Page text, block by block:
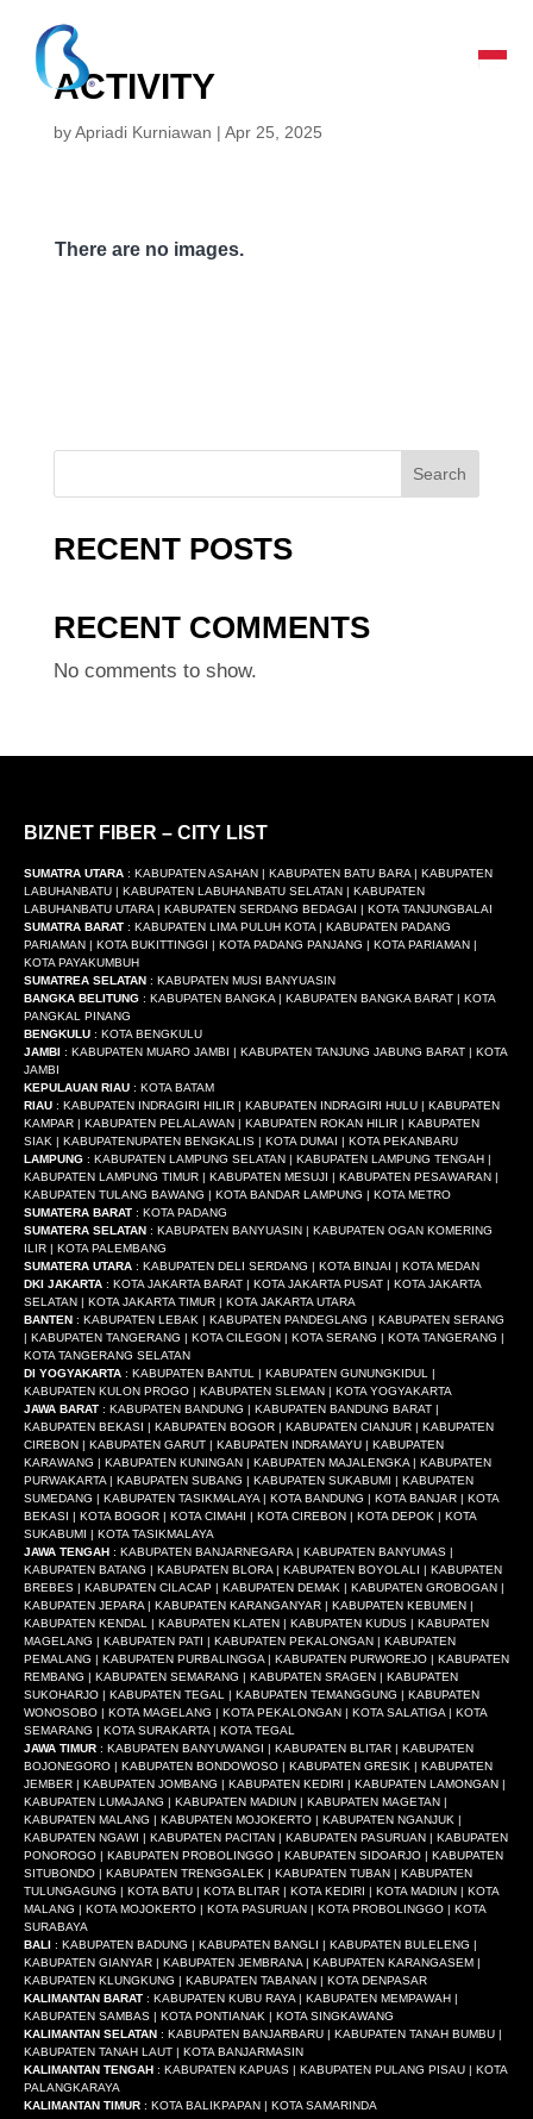
ACTIVITY
byApriadi Kurniawan | Apr 25, 2025
There are no images.
Search
RECENT POSTS
RECENT COMMENTS
No comments to show.
BIZNET FIBER – CITY LIST
SUMATRA UTARA : KABUPATEN ASAHAN | KABUPATEN BATU BARA | KABUPATEN
LABUHANBATU | KABUPATEN LABUHANBATU SELATAN | KABUPATEN
LABUHANBATU UTARA | KABUPATEN SERDANG BEDAGAI | KOTA TANJUNGBALAI
SUMATRA BARAT : KABUPATEN LIMA PULUH KOTA | KABUPATEN PADANG
PARIAMAN | KOTA BUKITTINGGI | KOTA PADANG PANJANG | KOTA PARIAMAN |
KOTA PAYAKUMBUH
SUMATREA SELATAN : KABUPATEN MUSI BANYUASIN
BANGKA BELITUNG : KABUPATEN BANGKA | KABUPATEN BANGKA BARAT | KOTA
PANGKAL PINANG
BENGKULU : KOTA BENGKULU
JAMBI : KABUPATEN MUARO JAMBI | KABUPATEN TANJUNG JABUNG BARAT | KOTA
JAMBI
KEPULAUAN RIAU : KOTA BATAM
RIAU : KABUPATEN INDRAGIRI HILIR | KABUPATEN INDRAGIRI HULU | KABUPATEN
KAMPAR | KABUPATEN PELALAWAN | KABUPATEN ROKAN HILIR | KABUPATEN
SIAK | KABUPATENUPATEN BENGKALIS | KOTA DUMAI | KOTA PEKANBARU
LAMPUNG : KABUPATEN LAMPUNG SELATAN | KABUPATEN LAMPUNG TENGAH |
KABUPATEN LAMPUNG TIMUR | KABUPATEN MESUJI | KABUPATEN PESAWARAN |
KABUPATEN TULANG BAWANG | KOTA BANDAR LAMPUNG | KOTA METRO
SUMATERA BARAT : KOTA PADANG
SUMATERA SELATAN : KABUPATEN BANYUASIN | KABUPATEN OGAN KOMERING
ILIR | KOTA PALEMBANG
SUMATERA UTARA : KABUPATEN DELI SERDANG | KOTA BINJAI | KOTA MEDAN
DKI JAKARTA : KOTA JAKARTA BARAT | KOTA JAKARTA PUSAT | KOTA JAKARTA
SELATAN | KOTA JAKARTA TIMUR | KOTA JAKARTA UTARA
BANTEN : KABUPATEN LEBAK | KABUPATEN PANDEGLANG | KABUPATEN SERANG
| KABUPATEN TANGERANG | KOTA CILEGON | KOTA SERANG | KOTA TANGERANG |
KOTA TANGERANG SELATAN
DI YOGYAKARTA : KABUPATEN BANTUL | KABUPATEN GUNUNGKIDUL |
KABUPATEN KULON PROGO | KABUPATEN SLEMAN | KOTA YOGYAKARTA
JAWA BARAT : KABUPATEN BANDUNG | KABUPATEN BANDUNG BARAT |
KABUPATEN BEKASI | KABUPATEN BOGOR | KABUPATEN CIANJUR | KABUPATEN
CIREBON | KABUPATEN GARUT | KABUPATEN INDRAMAYU | KABUPATEN
KARAWANG | KABUPATEN KUNINGAN | KABUPATEN MAJALENGKA | KABUPATEN
PURWAKARTA | KABUPATEN SUBANG | KABUPATEN SUKABUMI | KABUPATEN
SUMEDANG | KABUPATEN TASIKMALAYA | KOTA BANDUNG | KOTA BANJAR | KOTA
BEKASI | KOTA BOGOR | KOTA CIMAHI | KOTA CIREBON | KOTA DEPOK | KOTA
SUKABUMI | KOTA TASIKMALAYA
JAWA TENGAH : KABUPATEN BANJARNEGARA | KABUPATEN BANYUMAS |
KABUPATEN BATANG | KABUPATEN BLORA | KABUPATEN BOYOLALI | KABUPATEN
BREBES | KABUPATEN CILACAP | KABUPATEN DEMAK | KABUPATEN GROBOGAN |
KABUPATEN JEPARA | KABUPATEN KARANGANYAR | KABUPATEN KEBUMEN |
KABUPATEN KENDAL | KABUPATEN KLATEN | KABUPATEN KUDUS | KABUPATEN
MAGELANG | KABUPATEN PATI | KABUPATEN PEKALONGAN | KABUPATEN
PEMALANG | KABUPATEN PURBALINGGA | KABUPATEN PURWOREJO | KABUPATEN
REMBANG | KABUPATEN SEMARANG | KABUPATEN SRAGEN | KABUPATEN
SUKOHARJO | KABUPATEN TEGAL | KABUPATEN TEMANGGUNG | KABUPATEN
WONOSOBO | KOTA MAGELANG | KOTA PEKALONGAN | KOTA SALATIGA | KOTA
SEMARANG | KOTA SURAKARTA | KOTA TEGAL
JAWA TIMUR : KABUPATEN BANYUWANGI | KABUPATEN BLITAR | KABUPATEN
BOJONEGORO | KABUPATEN BONDOWOSO | KABUPATEN GRESIK | KABUPATEN
JEMBER | KABUPATEN JOMBANG | KABUPATEN KEDIRI | KABUPATEN LAMONGAN |
KABUPATEN LUMAJANG | KABUPATEN MADIUN | KABUPATEN MAGETAN |
KABUPATEN MALANG | KABUPATEN MOJOKERTO | KABUPATEN NGANJUK |
KABUPATEN NGAWI | KABUPATEN PACITAN | KABUPATEN PASURUAN | KABUPATEN
PONOROGO | KABUPATEN PROBOLINGGO | KABUPATEN SIDOARJO | KABUPATEN
SITUBONDO | KABUPATEN TRENGGALEK | KABUPATEN TUBAN | KABUPATEN
TULUNGAGUNG | KOTA BATU | KOTA BLITAR | KOTA KEDIRI | KOTA MADIUN | KOTA
MALANG | KOTA MOJOKERTO | KOTA PASURUAN | KOTA PROBOLINGGO | KOTA
SURABAYA
BALI : KABUPATEN BADUNG | KABUPATEN BANGLI | KABUPATEN BULELENG |
KABUPATEN GIANYAR | KABUPATEN JEMBRANA | KABUPATEN KARANGASEM |
KABUPATEN KLUNGKUNG | KABUPATEN TABANAN | KOTA DENPASAR
KALIMANTAN BARAT : KABUPATEN KUBU RAYA | KABUPATEN MEMPAWAH |
KABUPATEN SAMBAS | KOTA PONTIANAK | KOTA SINGKAWANG
KALIMANTAN SELATAN : KABUPATEN BANJARBARU | KABUPATEN TANAH BUMBU |
KABUPATEN TANAH LAUT | KOTA BANJARMASIN
KALIMANTAN TENGAH : KABUPATEN KAPUAS | KABUPATEN PULANG PISAU | KOTA
PALANGKARAYA
KALIMANTAN TIMUR : KOTA BALIKPAPAN | KOTA SAMARINDA